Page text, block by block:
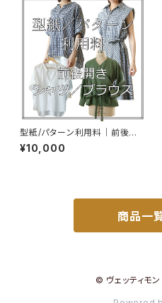
型紙/パターン利用料｜前後開き
シャツ／ブラウス
¥10,000
商品一
© ヴェッティモン